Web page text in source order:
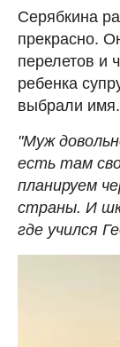
Серябкина
прекрасно.
перелетов и
ребенка
выбрали имя.
"Муж
есть там
планируем
страны. И
где учился